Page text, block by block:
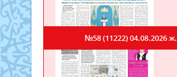
№58 (11222)04.08.2026 ж.